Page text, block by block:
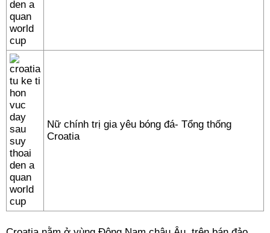
Nữ chính trị gia yêu bóng đá- Tổng thống
Croatia